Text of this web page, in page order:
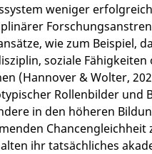
weniger
wie zum Beispiel,
soziale
(Hannover & Wolter,
Rollenbilder und
in den höheren
ihr tatsächliches